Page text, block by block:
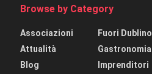
Browse by Category
Associazioni
Attualità
Blog
Fuori Dublino
Gastronomia
Imprenditori